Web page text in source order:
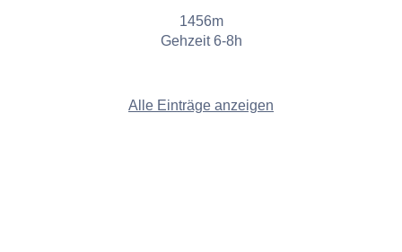
1456m
Gehzeit 6-8h
Alle Einträge anzeigen